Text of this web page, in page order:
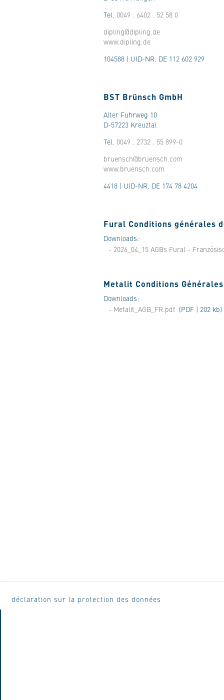
Tel. 0049 . 6402 . 52 58 0
dipling@dipling.de
www.dipling.de
104588 | UID-NR. DE 112 602 929
BST Brünsch GmbH
Alter Fuhrweg 10
D-57223 Kreuztal
Tel. 0049 . 2732 . 55 899-0
bruensch@bruensch.com
www.bruensch.com
4418 | UID-NR. DE 174 78 4204
Fural Conditions générales
Downloads:
- 2026_04_15 AGBs Fural -
Metalit Conditions
Downloads:
- Metalit_AGB_FR.pdf (PDF | 202 kb)
déclaration sur la protection des données